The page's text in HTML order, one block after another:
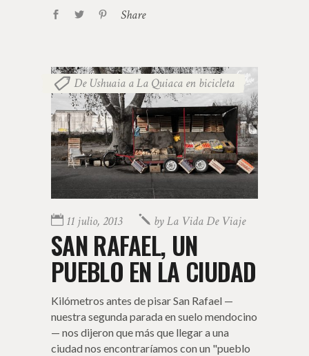
Share
De Ushuaia a La Quiaca en bicicleta
11 julio, 2013 byLa Vida De Viaje
SAN RAFAEL, UN
PUEBLO EN LA CIUDAD
Kilómetros antes de pisar San Rafael —
nuestra segunda parada en suelo mendocino
— nos dijeron que más que llegar a una
ciudad nos encontraríamos con un "pueblo